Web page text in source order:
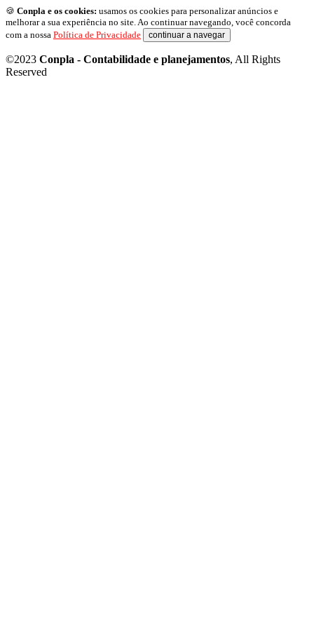
🍪 Conpla e os cookies: usamos os cookies para personalizar anúncios e
melhorar a sua experiência no site. Ao continuar navegando, você concorda
com a nossa Política de Privacidade continuar a navegar
©2023 Conpla - Contabilidade e planejamentos, All Rights
Reserved